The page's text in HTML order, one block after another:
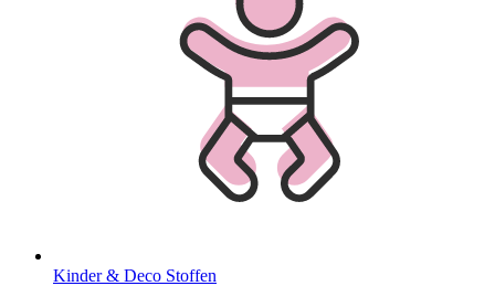
Kinder & Deco Stoffen